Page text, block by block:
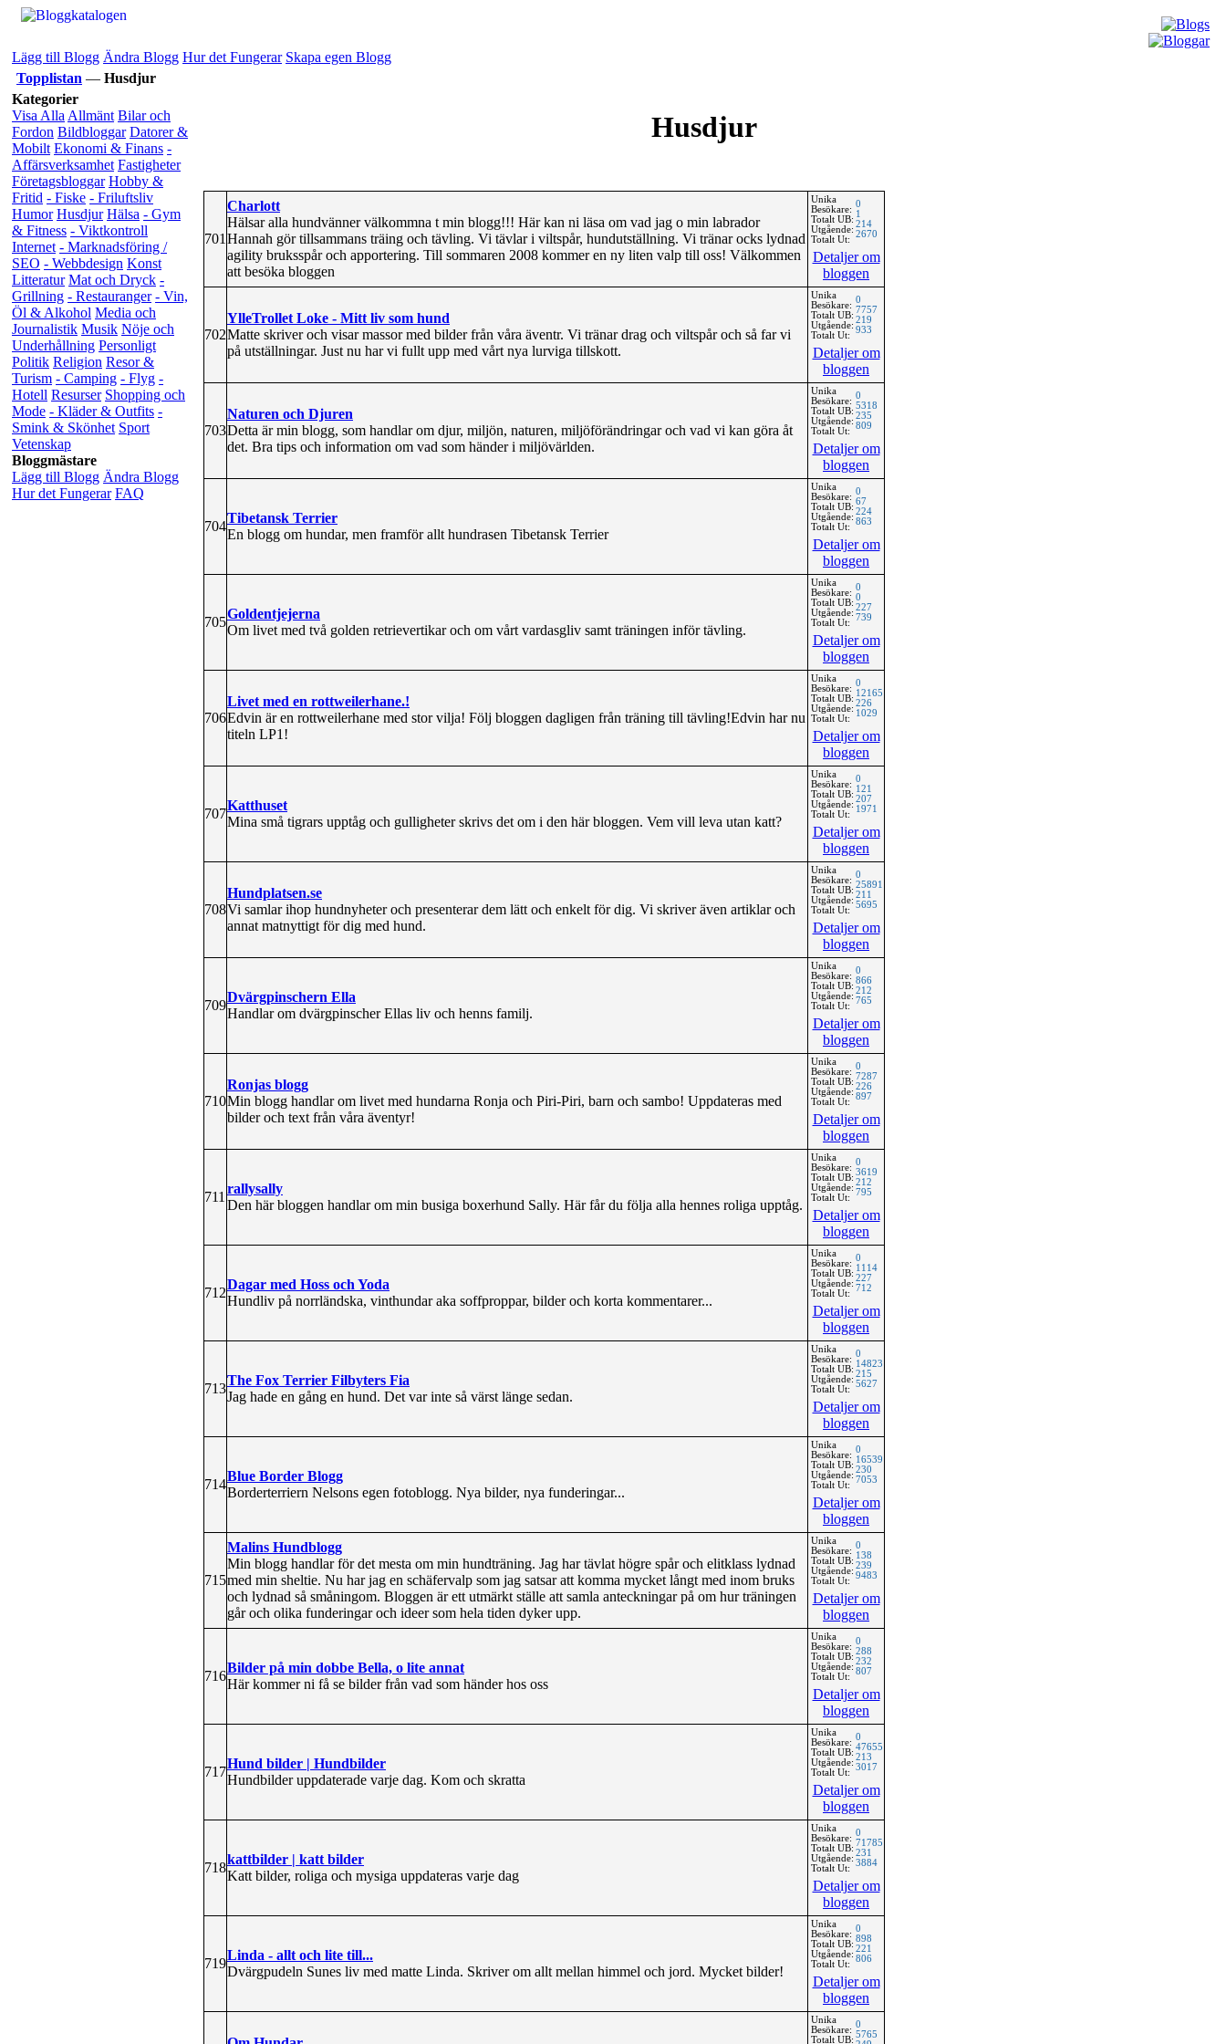
Lägg till Blogg Ändra Blogg Hur det Fungerar Skapa egen Blogg
Topplistan — Husdjur
Kategorier
Visa Alla Allmänt Bilar och
Fordon Bildbloggar Datorer &
Mobilt Ekonomi & Finans -
Affärsverksamhet Fastigheter
Företagsbloggar Hobby &
Fritid - Fiske - Friluftsliv
Humor Husdjur Hälsa - Gym
& Fitness - Viktkontroll
Internet - Marknadsföring /
SEO - Webbdesign Konst
Litteratur Mat och Dryck -
Grillning - Restauranger - Vin,
Öl & Alkohol Media och
Journalistik Musik Nöje och
Underhållning Personligt
Politik Religion Resor &
Turism - Camping - Flyg -
Hotell Resurser Shopping och
Mode - Kläder & Outfits -
Smink & Skönhet Sport
Vetenskap
Bloggmästare
Lägg till Blogg Ändra Blogg
Hur det Fungerar FAQ
Husdjur
701
Charlott
Hälsar alla hundvänner välkommna t min blogg!!! Här kan ni läsa om vad jag o min labrador
Hannah gör tillsammans träing och tävling. Vi tävlar i viltspår, hundutställning. Vi tränar ocks lydnad
agility bruksspår och apportering. Till sommaren 2008 kommer en ny liten valp till oss! Välkommen
att besöka bloggen
Unika
Besökare:
Totalt UB:
Utgående:
Totalt Ut:
0
1
214
2670
Detaljer om
bloggen
702
YlleTrollet Loke - Mitt liv som hund
Matte skriver och visar massor med bilder från våra äventr. Vi tränar drag och viltspår och så far vi
på utställningar. Just nu har vi fullt upp med vårt nya lurviga tillskott.
Unika
Besökare:
Totalt UB:
Utgående:
Totalt Ut:
0
7757
219
933
Detaljer om
bloggen
703
Naturen och Djuren
Detta är min blogg, som handlar om djur, miljön, naturen, miljöförändringar och vad vi kan göra åt
det. Bra tips och information om vad som händer i miljövärlden.
Unika
Besökare:
Totalt UB:
Utgående:
Totalt Ut:
0
5318
235
809
Detaljer om
bloggen
704
Tibetansk Terrier
En blogg om hundar, men framför allt hundrasen Tibetansk Terrier
Unika
Besökare:
Totalt UB:
Utgående:
Totalt Ut:
0
67
224
863
Detaljer om
bloggen
705
Goldentjejerna
Om livet med två golden retrievertikar och om vårt vardasgliv samt träningen inför tävling.
Unika
Besökare:
Totalt UB:
Utgående:
Totalt Ut:
0
0
227
739
Detaljer om
bloggen
706
Livet med en rottweilerhane.!
Edvin är en rottweilerhane med stor vilja! Följ bloggen dagligen från träning till tävling!Edvin har nu
titeln LP1!
Unika
Besökare:
Totalt UB:
Utgående:
Totalt Ut:
0
12165
226
1029
Detaljer om
bloggen
707
Katthuset
Mina små tigrars upptåg och gulligheter skrivs det om i den här bloggen. Vem vill leva utan katt?
Unika
Besökare:
Totalt UB:
Utgående:
Totalt Ut:
0
121
207
1971
Detaljer om
bloggen
708
Hundplatsen.se
Vi samlar ihop hundnyheter och presenterar dem lätt och enkelt för dig. Vi skriver även artiklar och
annat matnyttigt för dig med hund.
Unika
Besökare:
Totalt UB:
Utgående:
Totalt Ut:
0
25891
211
5695
Detaljer om
bloggen
709
Dvärgpinschern Ella
Handlar om dvärgpinscher Ellas liv och henns familj.
Unika
Besökare:
Totalt UB:
Utgående:
Totalt Ut:
0
866
212
765
Detaljer om
bloggen
710
Ronjas blogg
Min blogg handlar om livet med hundarna Ronja och Piri-Piri, barn och sambo! Uppdateras med
bilder och text från våra äventyr!
Unika
Besökare:
Totalt UB:
Utgående:
Totalt Ut:
0
7287
226
897
Detaljer om
bloggen
711
rallysally
Den här bloggen handlar om min busiga boxerhund Sally. Här får du följa alla hennes roliga upptåg.
Unika
Besökare:
Totalt UB:
Utgående:
Totalt Ut:
0
3619
212
795
Detaljer om
bloggen
712
Dagar med Hoss och Yoda
Hundliv på norrländska, vinthundar aka soffproppar, bilder och korta kommentarer...
Unika
Besökare:
Totalt UB:
Utgående:
Totalt Ut:
0
1114
227
712
Detaljer om
bloggen
713
The Fox Terrier Filbyters Fia
Jag hade en gång en hund. Det var inte så värst länge sedan.
Unika
Besökare:
Totalt UB:
Utgående:
Totalt Ut:
0
14823
215
5627
Detaljer om
bloggen
714
Blue Border Blogg
Borderterriern Nelsons egen fotoblogg. Nya bilder, nya funderingar...
Unika
Besökare:
Totalt UB:
Utgående:
Totalt Ut:
0
16539
230
7053
Detaljer om
bloggen
715
Malins Hundblogg
Min blogg handlar för det mesta om min hundträning. Jag har tävlat högre spår och elitklass lydnad
med min sheltie. Nu har jag en schäfervalp som jag satsar att komma mycket långt med inom bruks
och lydnad så småningom. Bloggen är ett utmärkt ställe att samla anteckningar på om hur träningen
går och olika funderingar och ideer som hela tiden dyker upp.
Unika
Besökare:
Totalt UB:
Utgående:
Totalt Ut:
0
138
239
9483
Detaljer om
bloggen
716
Bilder på min dobbe Bella, o lite annat
Här kommer ni få se bilder från vad som händer hos oss
Unika
Besökare:
Totalt UB:
Utgående:
Totalt Ut:
0
288
232
807
Detaljer om
bloggen
717
Hund bilder | Hundbilder
Hundbilder uppdaterade varje dag. Kom och skratta
Unika
Besökare:
Totalt UB:
Utgående:
Totalt Ut:
0
47655
213
3017
Detaljer om
bloggen
718
kattbilder | katt bilder
Katt bilder, roliga och mysiga uppdateras varje dag
Unika
Besökare:
Totalt UB:
Utgående:
Totalt Ut:
0
71785
231
3884
Detaljer om
bloggen
719
Linda - allt och lite till...
Dvärgpudeln Sunes liv med matte Linda. Skriver om allt mellan himmel och jord. Mycket bilder!
Unika
Besökare:
Totalt UB:
Utgående:
Totalt Ut:
0
898
221
806
Detaljer om
bloggen
Unika
Besökare:
Totalt UB:
0
5765